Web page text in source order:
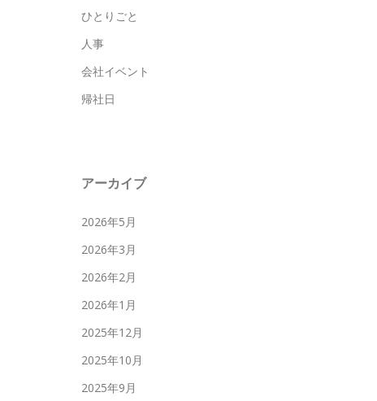
ひとりごと
人事
会社イベント
帰社日
アーカイブ
2026年5月
2026年3月
2026年2月
2026年1月
2025年12月
2025年10月
2025年9月